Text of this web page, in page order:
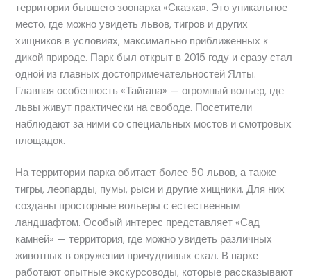
территории бывшего зоопарка «Сказка». Это уникальное
место, где можно увидеть львов, тигров и других
хищников в условиях, максимально приближенных к
дикой природе. Парк был открыт в 2015 году и сразу стал
одной из главных достопримечательностей Ялты.
Главная особенность «Тайгана» — огромный вольер, где
львы живут практически на свободе. Посетители
наблюдают за ними со специальных мостов и смотровых
площадок.
На территории парка обитает более 50 львов, а также
тигры, леопарды, пумы, рыси и другие хищники. Для них
созданы просторные вольеры с естественным
ландшафтом. Особый интерес представляет «Сад
камней» — территория, где можно увидеть различных
животных в окружении причудливых скал. В парке
работают опытные экскурсоводы, которые рассказывают